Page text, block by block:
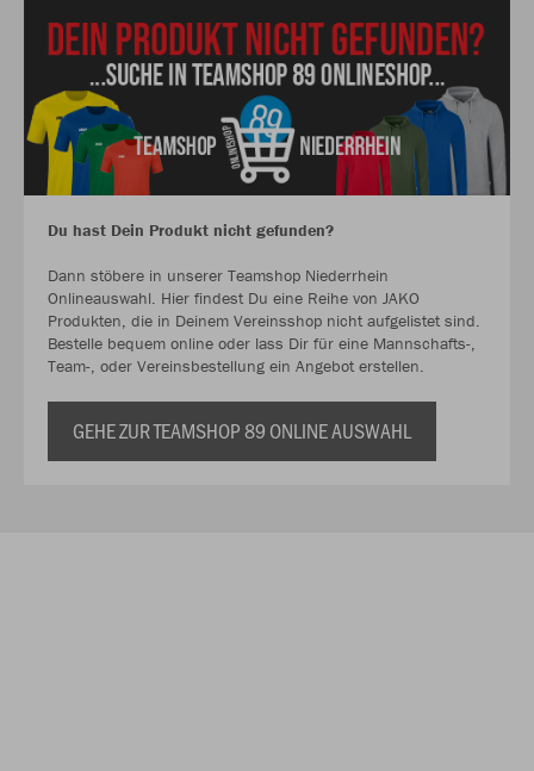
Du hast Dein Produkt nicht gefunden?
Dann stöbere in unserer Teamshop Niederrhein
Onlineauswahl. Hier findest Du eine Reihe von JAKO
Produkten, die in Deinem Vereinsshop nicht aufgelistet sind.
Bestelle bequem online oder lass Dir für eine Mannschafts-,
Team-, oder Vereinsbestellung ein Angebot erstellen.
GEHE ZUR TEAMSHOP 89 ONLINE AUSWAHL